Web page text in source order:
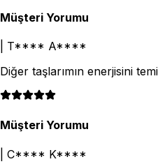
Müşteri Yorumu
T**** A****
Diğer taşlarımın enerjisini
Müşteri Yorumu
C**** K****